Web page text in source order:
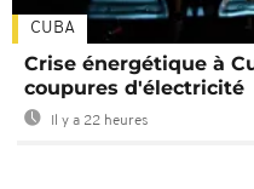
CUBA
Crise énergétique à
coupures d'électricité
Il y a 22 heures